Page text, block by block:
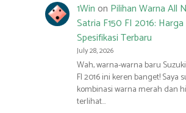
1Winon Pilihan Warna All
Satria F150 FI 2016:
Spesifikasi Terbaru
July 28, 2026
Wah, warna-warna baru
FI 2016 ini keren banget! Saya
kombinasi warna merah dan
terlihat…